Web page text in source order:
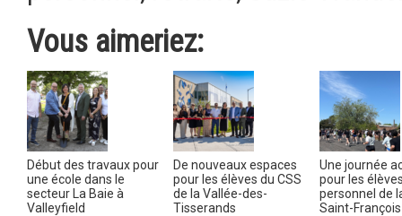
Vous aimeriez:
Début des travaux pour
une école dans le
secteur La Baie à
Valleyfield
De nouveaux espaces
pour les élèves du CSS
de la Vallée-des-
Tisserands
Une journée
pour les
personnel de
Saint-François